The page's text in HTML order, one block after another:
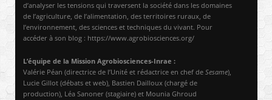
d’analyser les tensions qui traversent la société dans les domaines
de l’agriculture, de l’alimentation, des territoires ruraux, de
l’environnement, des sciences et techniques du vivant. Pour
accéder à son blog : https://www.agrobiosciences.org/
L’équipe de la Mission Agrobiosciences-Inrae :
Valérie Péan (directrice de l’Unité et rédactrice en chef de Sesame),
Lucie Gillot (débats et web), Bastien Dailloux (chargé de
production), Léa Sanoner (stagiaire) et Mounia Ghroud